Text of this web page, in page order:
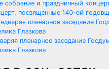
посвященные 140-ой
пленарное заседание
Глазкова